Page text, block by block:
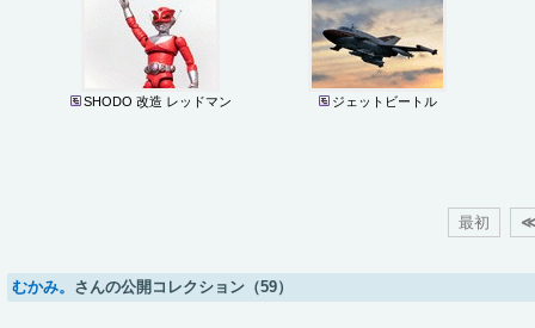
SHODO 改造 レッドマン ジェットビートル
最初
むかみ。 さんの公開コレクション（59）